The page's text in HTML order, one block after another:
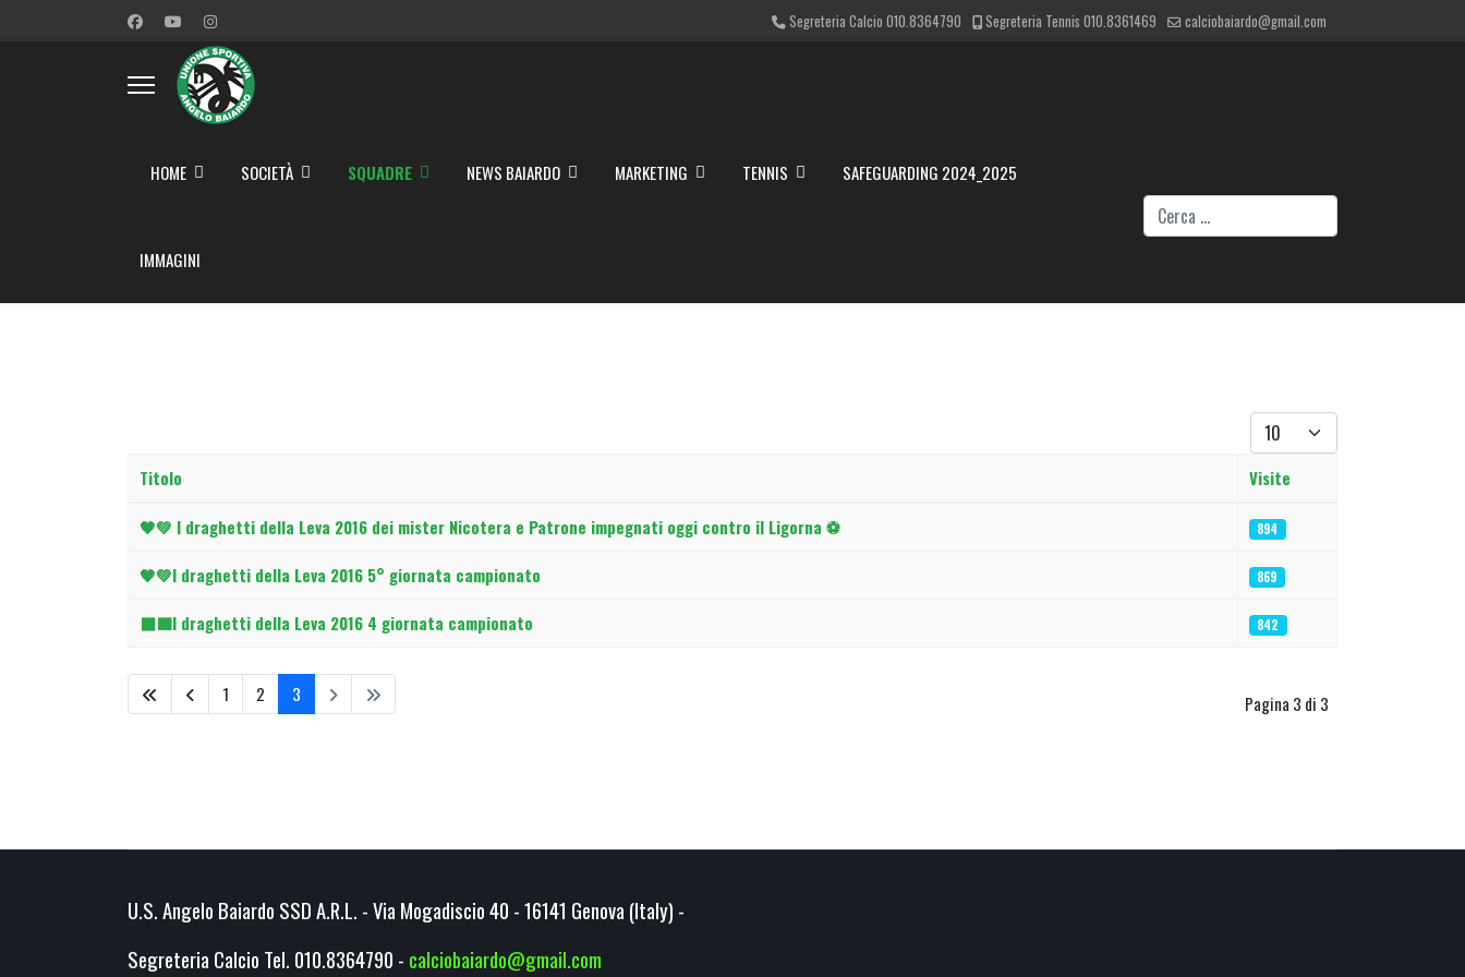
Segreteria Calcio 010.8364790 Segreteria Tennis 010.8361469 calciobaiardo@gmail.com
HOME SOCIETÀ SQUADRE NEWS BAIARDO MARKETING TENNIS SAFEGUARDING 2024_2025
IMMAGINI
Cerca
Visualizza #
Titolo Visite
🖤💚 I draghetti della Leva 2016 dei mister Nicotera e Patrone impegnati oggi contro il Ligorna ⚽ 894
🖤💚I draghetti della Leva 2016 5° giornata campionato 869
⬛🟩I draghetti della Leva 2016 4 giornata campionato 842
Pagina 3 di 3
1 2 3
U.S. Angelo Baiardo SSD A.R.L. - Via Mogadiscio 40 - 16141 Genova (Italy) -
Segreteria Calcio Tel. 010.8364790 - calciobaiardo@gmail.com